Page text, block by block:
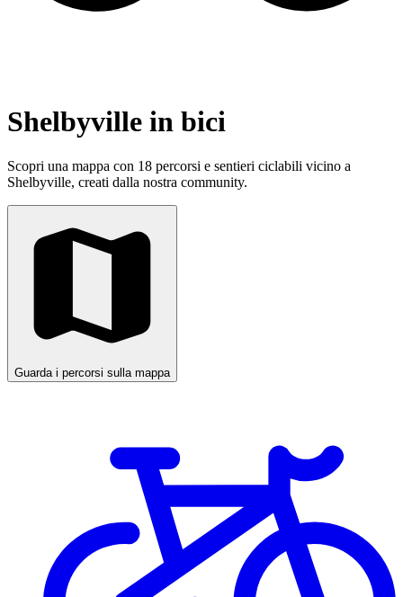
Shelbyville in bici
Scopri una mappa con 18 percorsi e sentieri ciclabili vicino a
Shelbyville, creati dalla nostra community.
Guarda i percorsi sulla mappa